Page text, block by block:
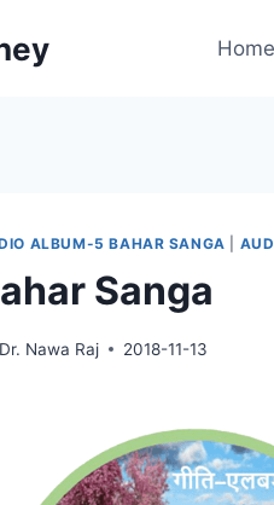
Home
ALBUM-5 BAHAR SANGA
Sanga
Dr. Nawa Raj 2018-11-13